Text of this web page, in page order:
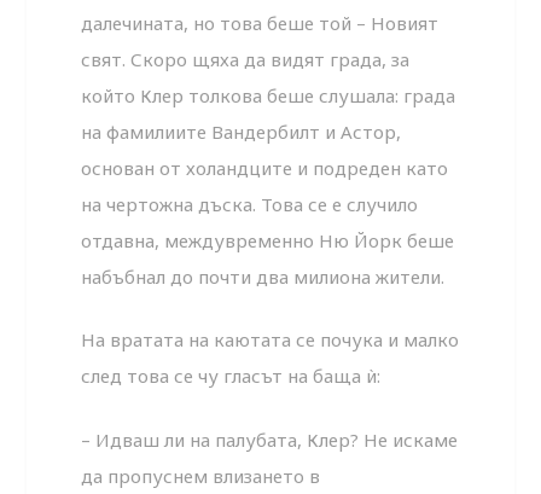
далечината, но това беше той – Новият
свят. Скоро щяха да видят града, за
който Клер толкова беше слушала: града
на фамилиите Вандербилт и Астор,
основан от холандците и подреден като
на чертожна дъска. Това се е случило
отдавна, междувременно Ню Йорк беше
набъбнал до почти два милиона жители.
На вратата на каютата се почука и малко
след това се чу гласът на баща ѝ:
– Идваш ли на палубата, Клер? Не искаме
да пропуснем влизането в